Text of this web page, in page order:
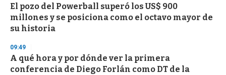
El pozo del Powerball superó los US$ 900
millones y se posiciona como el octavo mayor de
su historia
09:49
A qué hora y por dónde ver la primera
conferencia de Diego Forlán como DT de la